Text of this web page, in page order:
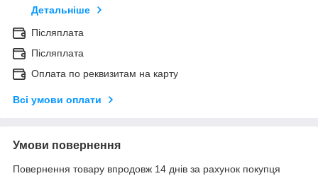
Детальніше
Післяплата
Післяплата
Оплата по реквизитам на карту
Всі умови оплати
Умови повернення
Повернення товару впродовж 14 днів за рахунок покупця